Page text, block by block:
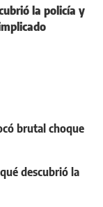
la policía y
brutal choque
descubrió la